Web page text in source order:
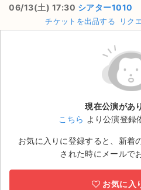
もうすぐ開催のチケット
ライブ・コンサート（海外）
イベント
スポーツ
06/13(土) 17:30 シアター1010
チケットを出品する リク
現在公演があ
こちら より公演登録
お気に入りに登録すると、新着
された時にメールで
お気に入